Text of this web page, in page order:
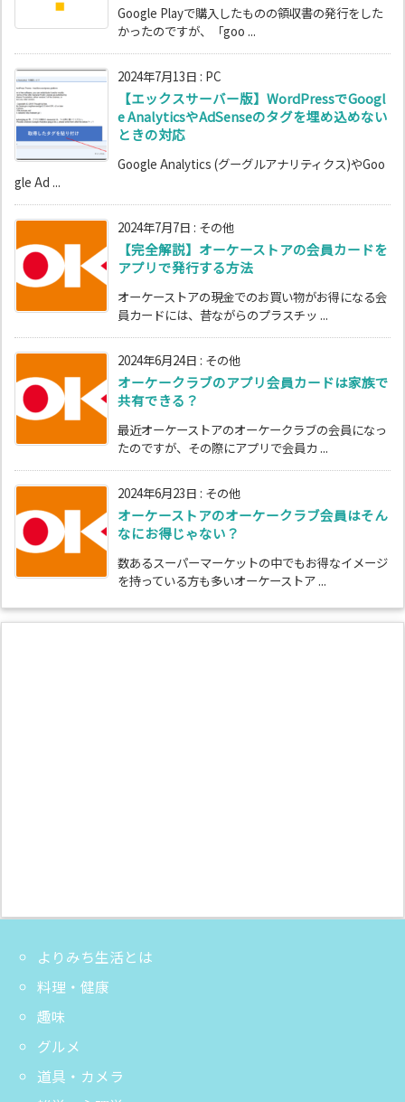
Google Playで購入したものの領収書の発行をした
かったのですが、「goo ...
2024年7月13日 : PC
【エックスサーバー版】WordPressでGoogl
e AnalyticsやAdSenseのタグを埋め込めない
ときの対応
Google Analytics (グーグルアナリティクス)やGoo
gle Ad ...
2024年7月7日 : その他
【完全解説】オーケーストアの会員カードを
アプリで発行する方法
オーケーストアの現金でのお買い物がお得になる会
員カードには、昔ながらのプラスチッ ...
2024年6月24日 : その他
オーケークラブのアプリ会員カードは家族で
共有できる？
最近オーケーストアのオーケークラブの会員になっ
たのですが、その際にアプリで会員カ ...
2024年6月23日 : その他
オーケーストアのオーケークラブ会員はそん
なにお得じゃない？
数あるスーパーマーケットの中でもお得なイメージ
を持っている方も多いオーケーストア ...
よりみち生活とは
料理・健康
趣味
グルメ
道具・カメラ